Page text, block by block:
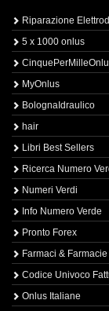
Riparazione
5 x 1000 onlus
MyOnlus
BolognaIdraulico
hair
Libri Best Sellers
Ricerca Numero
Numeri Verdi
Info Numero Verde
Pronto Forex
Farmaci & Farmacie
Codice Univoco
Onlus Italiane